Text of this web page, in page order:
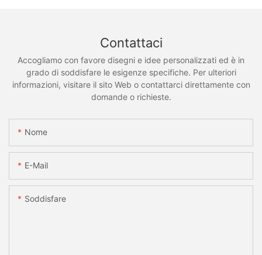
Contattaci
Accogliamo con favore disegni e idee personalizzati ed è in
grado di soddisfare le esigenze specifiche. Per ulteriori
informazioni, visitare il sito Web o contattarci direttamente con
domande o richieste.
Nome
E-Mail
Soddisfare